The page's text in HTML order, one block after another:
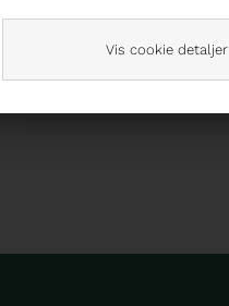
Vis cookie detaljer